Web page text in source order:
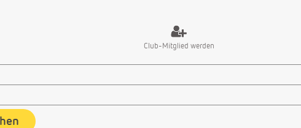
Club-Mitglied werden